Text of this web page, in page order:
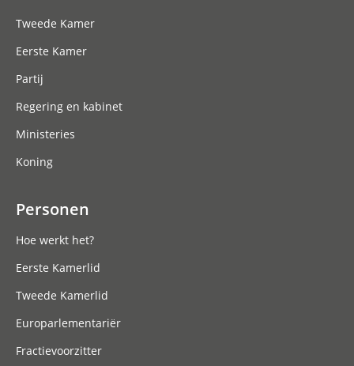
Tweede Kamer
Eerste Kamer
Partij
Regering en kabinet
Ministeries
Koning
Personen
Hoe werkt het?
Eerste Kamerlid
Tweede Kamerlid
Europarlementariër
Fractievoorzitter